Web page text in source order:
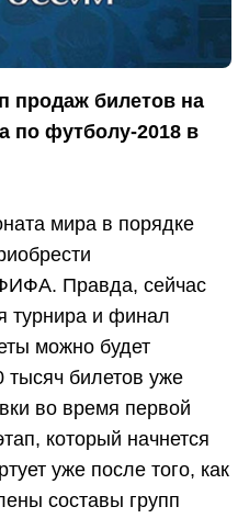
продаж билетов на
по футболу-2018 в
мира в порядке
Правда, сейчас
турнира и финал
можно будет
билетов уже
во время первой
который начнется
уже после того, как
составы групп